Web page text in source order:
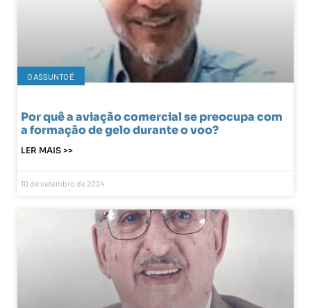
O ASSUNTO É
Por quê a aviação comercial se preocupa com
a formação de gelo durante o voo?
LER MAIS >>
10 de setembro de 2024